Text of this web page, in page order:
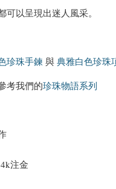
以呈現出迷人風采。
珍珠手鍊 與 典雅白色珍珠
考我們的珍珠物語系列
注金